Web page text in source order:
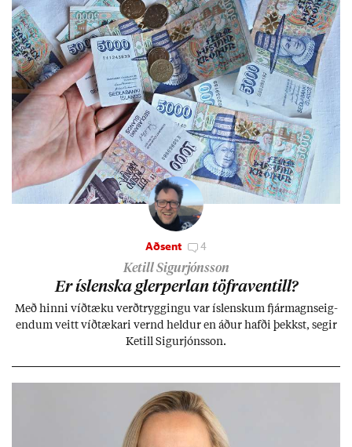
Aðsent 4
Ketill Sigurjónsson
Er ís­lenska glerperl­an töfra­ventill?
Með hinni víð­tæku verð­trygg­ingu var ís­lensk­um fjár­magns­eig­
end­um veitt víð­tæk­ari vernd held­ur en áð­ur hafði þekkst, seg­ir
Ketill Sig­ur­jóns­son.